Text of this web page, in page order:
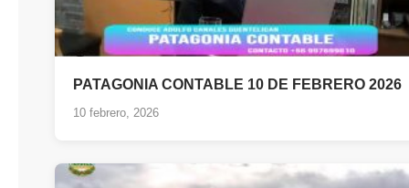
PATAGONIA CONTABLE 10 DE FEBRERO 2026
10 febrero, 2026